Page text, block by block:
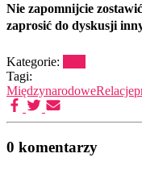
Nie zapomnijcie
zaprosić do dyskusji
Kategorie:
Tagi:
MiędzynarodoweRelacje
0 komentarzy